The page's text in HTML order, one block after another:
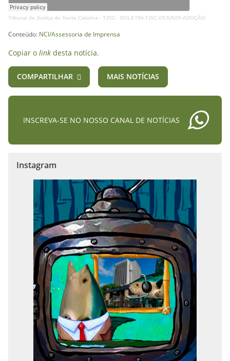
Tribunal de Justiça de Santa Catarina - TJSC · BOLETIM-TJSC-05JUN26-ADOÇÃO
Conteúdo: NCI/Assessoria de Imprensa
Copiar o link desta notícia.
COMPARTILHAR MAIS NOTÍCIAS
INSCREVA-SE NO NOSSO CANAL DE NOTÍCIAS
Instagram